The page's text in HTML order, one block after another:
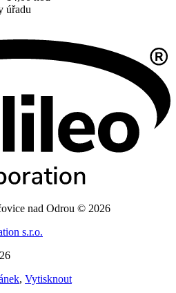
úřadu
nad Odrou © 2026
s.r.o.
, Vytisknout